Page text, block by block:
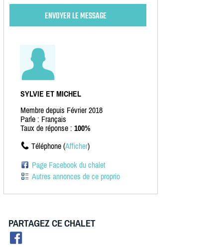
SYLVIE ET MICHEL
Membre depuis Février 2018
Parle : Français
Taux de réponse : 100%
Téléphone (Afficher)
Page Facebook du chalet
Autres annonces de ce proprio
PARTAGEZ CE CHALET